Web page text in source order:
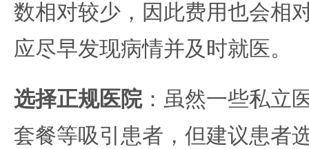
数相对较少，因此费用也会相
应尽早发现病情并及时就医。
选择正规医院：虽然一些私立
套餐等吸引患者，但建议患者